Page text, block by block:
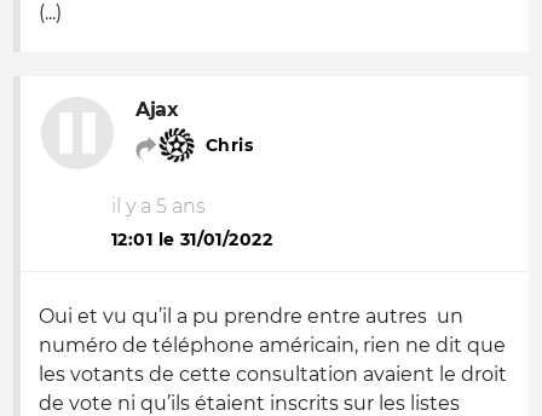
(...)
Ajax
Chris
il y a 5 ans
12:01 le 31/01/2022
Oui et vu qu’il a pu prendre entre autres un
numéro de téléphone américain, rien ne dit que
les votants de cette consultation avaient le droit
de vote ni qu’ils étaient inscrits sur les listes